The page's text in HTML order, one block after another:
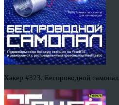
Хакер #323. Беспроводной самопал